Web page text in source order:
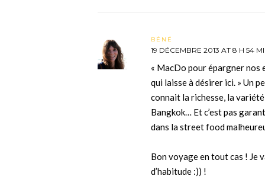
BÉNÉ
19 DÉCEMBRE 2013 AT 8 H 54
« MacDo pour épargner nos
qui laisse à désirer ici. » Un
connait la richesse, la
Bangkok… Et c’est pas
dans la street food
Bon voyage en tout cas ! Je
d’habitude :)) !